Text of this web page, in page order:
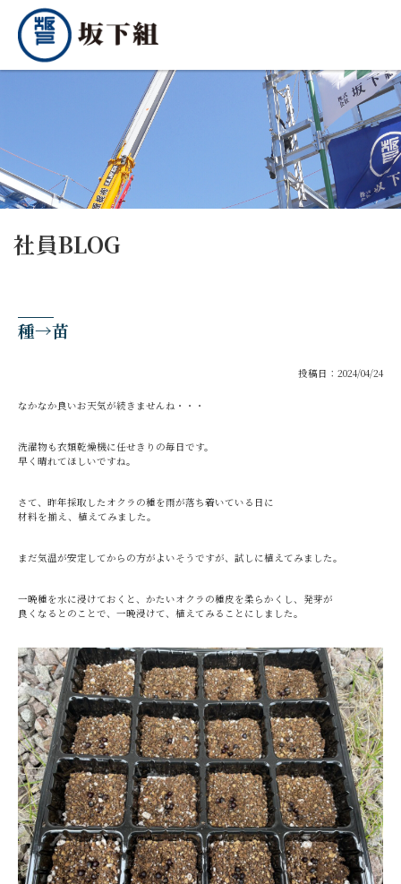
社員BLOG
種→苗
投稿日：2024/04/24
なかなか良いお天気が続きませんね・・・
洗濯物も衣類乾燥機に任せきりの毎日です。
早く晴れてほしいですね。
さて、昨年採取したオクラの種を雨が落ち着いている日に
材料を揃え、植えてみました。
まだ気温が安定してからの方がよいそうですが、試しに植えてみました。
一晩種を水に浸けておくと、かたいオクラの種皮を柔らかくし、発芽が
良くなるとのことで、一晩浸けて、植えてみることにしました。